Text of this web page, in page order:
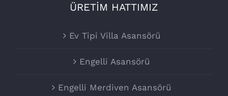
ÜRETİM HATTIMIZ
Ev Tipi Villa Asansörü
Engelli Asansörü
Engelli Merdiven Asansörü